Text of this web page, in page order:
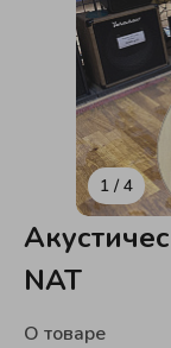
NAT
О товаре